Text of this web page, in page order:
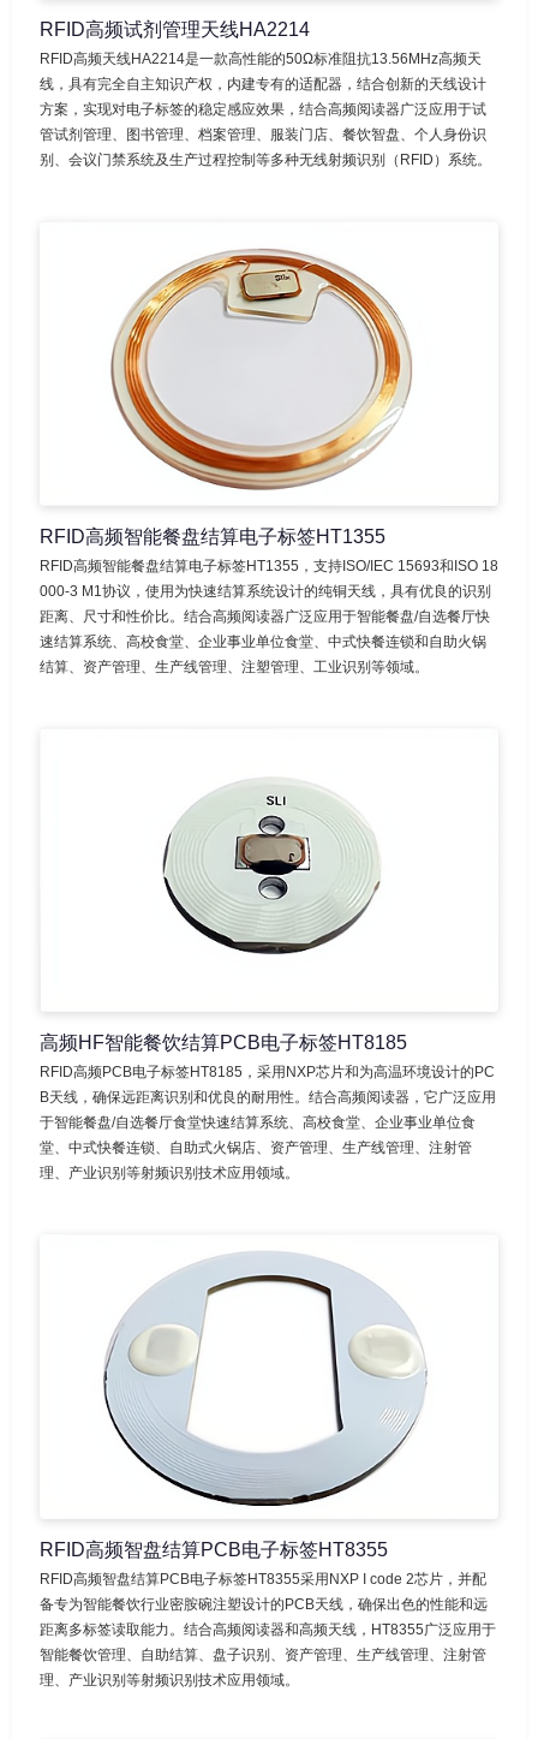
RFID高频试剂管理天线HA2214
RFID高频天线HA2214是一款高性能的50Ω标准阻抗13.56MHz高频天
线，具有完全自主知识产权，内建专有的适配器，结合创新的天线设计
方案，实现对电子标签的稳定感应效果，结合高频阅读器广泛应用于试
管试剂管理、图书管理、档案管理、服装门店、餐饮智盘、个人身份识
别、会议门禁系统及生产过程控制等多种无线射频识别（RFID）系统。
RFID高频智能餐盘结算电子标签HT1355
RFID高频智能餐盘结算电子标签HT1355，支持ISO/IEC 15693和ISO 18
000-3 M1协议，使用为快速结算系统设计的纯铜天线，具有优良的识别
距离、尺寸和性价比。结合高频阅读器广泛应用于智能餐盘/自选餐厅快
速结算系统、高校食堂、企业事业单位食堂、中式快餐连锁和自助火锅
结算、资产管理、生产线管理、注塑管理、工业识别等领域。
高频HF智能餐饮结算PCB电子标签HT8185
RFID高频PCB电子标签HT8185，采用NXP芯片和为高温环境设计的PC
B天线，确保远距离识别和优良的耐用性。结合高频阅读器，它广泛应用
于智能餐盘/自选餐厅食堂快速结算系统、高校食堂、企业事业单位食
堂、中式快餐连锁、自助式火锅店、资产管理、生产线管理、注射管
理、产业识别等射频识别技术应用领域。
RFID高频智盘结算PCB电子标签HT8355
RFID高频智盘结算PCB电子标签HT8355采用NXP I code 2芯片，并配
备专为智能餐饮行业密胺碗注塑设计的PCB天线，确保出色的性能和远
距离多标签读取能力。结合高频阅读器和高频天线，HT8355广泛应用于
智能餐饮管理、自助结算、盘子识别、资产管理、生产线管理、注射管
理、产业识别等射频识别技术应用领域。